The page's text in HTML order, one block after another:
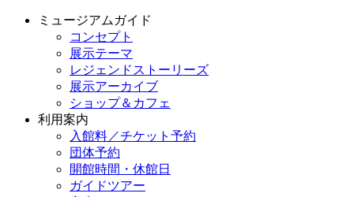
ミュージアムガイド
コンセプト
展示テーマ
レジェンドストーリーズ
展示アーカイブ
ショップ＆カフェ
利用案内
入館料／チケット予約
団体予約
開館時間・休館日
ガイドツアー